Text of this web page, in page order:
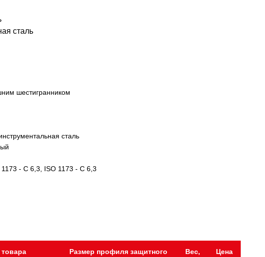
сталь
шестигранником
сталь
- C 6,3, ISO 1173 - C 6,3
Размер профиля защитного
Вес,
Цена